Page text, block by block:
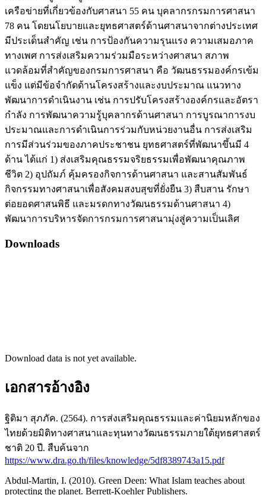
เครือข่ายที่เกี่ยวข้องกับศาสนา 55 คน บุคลากรกรมการศาสนา
78 คน โดยนโยบายและยุทธศาสตร์ด้านศาสนาจากต่างประเทศ
มีประเด็นสำคัญ เช่น การป้องกันความรุนแรง ความเสมอภาค
ทางเพศ การส่งเสริมความร่วมมือระหว่างศาสนา สภาพ
แวดล้อมที่สำคัญของกรมการศาสนา คือ วัฒนธรรมองค์กรเข้ม
แข็ง แต่มีข้อจำกัดด้านโครงสร้างและงบประมาณ แนวทาง
พัฒนาการดำเนินงาน เช่น การปรับโครงสร้างองค์กรและอัตรา
กำลัง การพัฒนาความรู้บุคลากรด้านศาสนา การบูรณาการงบ
ประมาณและการดำเนินการร่วมกับหน่วยงานอื่น การส่งเสริม
การมีส่วนร่วมของภาคประชาชน ยุทธศาสตร์ที่พัฒนาขึ้นมี 4
ด้าน ได้แก่ 1) ส่งเสริมคุณธรรมจริยธรรมเพื่อพัฒนาคุณภาพ
ชีวิต 2) อุปถัมภ์ คุ้มครองกิจการด้านศาสนา และสานสัมพันธ์
กิจกรรมทางศาสนาเพื่อสังคมสงบสุขที่ยั่งยืน 3) สืบสาน รักษา
ต่อยอดศาสนพิธี และมรดกทางวัฒนธรรมด้านศาสนา 4)
พัฒนาการบริหารจัดการกรมการศาสนามุ่งสู่ความเป็นเลิศ
Downloads
Download data is not yet available.
เอกสารอ้างอิง
ฐิติมา สุภภัค. (2564). การส่งเสริมคุณธรรมและค่านิยมหลักของ
ไทยด้วยมิติทางศาสนาและทุนทางวัฒนธรรมภายใต้ยุทธศาสตร์
ชาติ 20 ปี. สืบค้นจาก
https://www.dra.go.th/files/knowledge/5df8389743a15.pdf
Abdul-Martin, I. (2010). Green Deen: What Islam teaches about
protecting the planet. Berrett-Koehler Publishers.